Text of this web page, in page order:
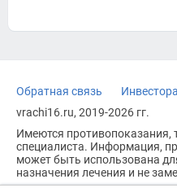
Обратная связь
vrachi16.ru, 2019-2026 гг.
Имеются противопоказания,
специалиста. Информация,
может быть использована
назначения лечения и не